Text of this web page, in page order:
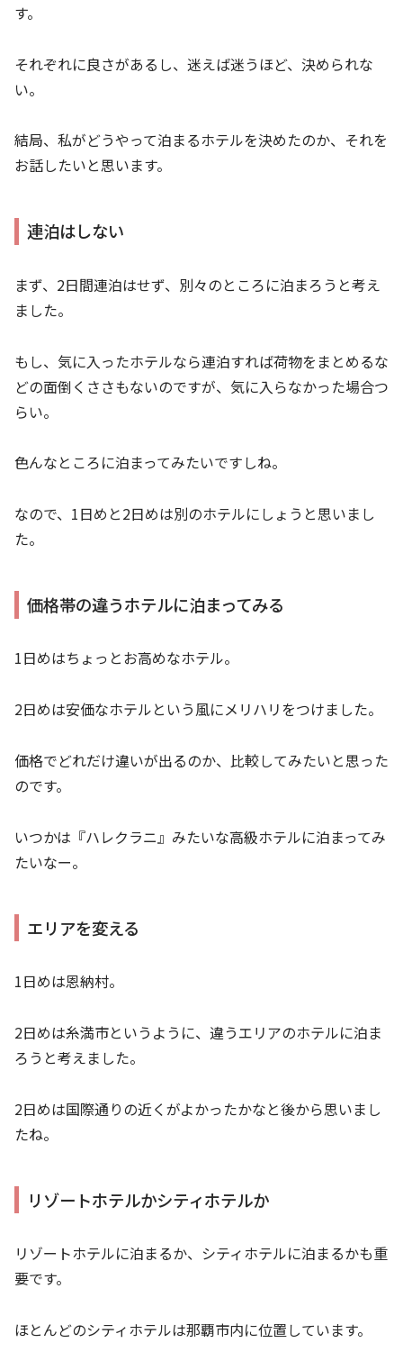
す。
それぞれに良さがあるし、迷えば迷うほど、決められな
い。
結局、私がどうやって泊まるホテルを決めたのか、それを
お話したいと思います。
連泊はしない
まず、2日間連泊はせず、別々のところに泊まろうと考え
ました。
もし、気に入ったホテルなら連泊すれば荷物をまとめるな
どの面倒くささもないのですが、気に入らなかった場合つ
らい。
色んなところに泊まってみたいですしね。
なので、1日めと2日めは別のホテルにしょうと思いまし
た。
価格帯の違うホテルに泊まってみる
1日めはちょっとお高めなホテル。
2日めは安価なホテルという風にメリハリをつけました。
価格でどれだけ違いが出るのか、比較してみたいと思った
のです。
いつかは『ハレクラニ』みたいな高級ホテルに泊まってみ
たいなー。
エリアを変える
1日めは恩納村。
2日めは糸満市というように、違うエリアのホテルに泊ま
ろうと考えました。
2日めは国際通りの近くがよかったかなと後から思いまし
たね。
リゾートホテルかシティホテルか
リゾートホテルに泊まるか、シティホテルに泊まるかも重
要です。
ほとんどのシティホテルは那覇市内に位置しています。